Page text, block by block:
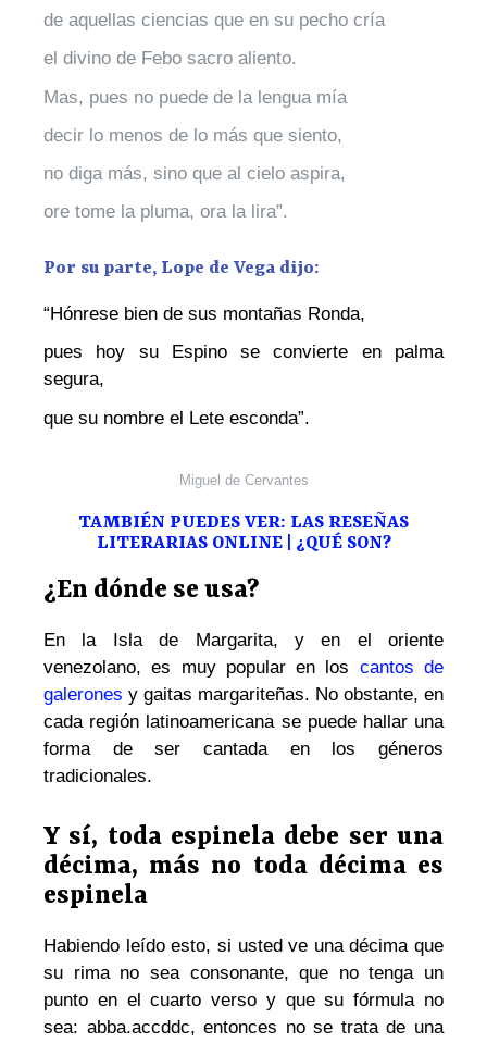
de aquellas ciencias que en su pecho cría
el divino de Febo sacro aliento.
Mas, pues no puede de la lengua mía
decir lo menos de lo más que siento,
no diga más, sino que al cielo aspira,
ore tome la pluma, ora la lira”.
Por su parte, Lope de Vega dijo:
“Hónrese bien de sus montañas Ronda,
pues hoy su Espino se convierte en palma
segura,
que su nombre el Lete esconda”.
Miguel de Cervantes
TAMBIÉN PUEDES VER: LAS RESEÑAS
LITERARIAS ONLINE | ¿QUÉ SON?
¿En dónde se usa?
En la Isla de Margarita, y en el oriente
venezolano, es muy popular en los cantos de
galerones y gaitas margariteñas. No obstante, en
cada región latinoamericana se puede hallar una
forma de ser cantada en los géneros
tradicionales.
Y sí, toda espinela debe ser una
décima, más no toda décima es
espinela
Habiendo leído esto, si usted ve una décima que
su rima no sea consonante, que no tenga un
punto en el cuarto verso y que su fórmula no
sea: abba.accddc, entonces no se trata de una